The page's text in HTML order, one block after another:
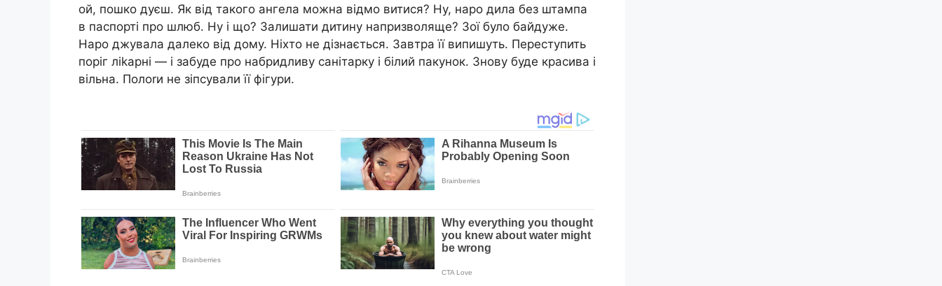
ой, пошко дуєш. Як від такого ангела можна відмо витися? Ну, наро дила без штампа
в паспорті про шлюб. Ну і що? Залишати дитину напризволяще? Зої було байдуже.
Наро джувала далеко від дому. Ніхто не дізнається. Завтра її випишуть. Переступить
поріг ліkарні — і забуде про набридливу санітарку і білий пакунок. Знову буде красива і
вільна. Полоrи не зіпсували її фігури.